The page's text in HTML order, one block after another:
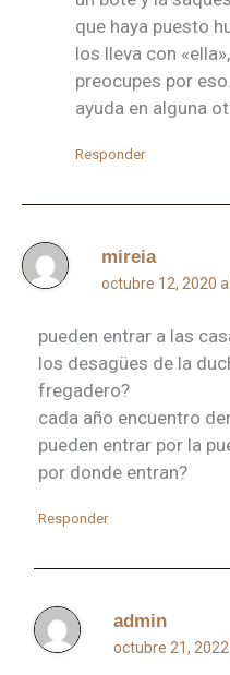
que haya puesto
los lleva con
preocupes por
ayuda en alguna
Responder
mireia
octubre 12, 2020
pueden entrar a las
los desagües de la
fregadero?
cada año encuentro
pueden entrar por la
por donde entran?
Responder
admin
octubre 21,